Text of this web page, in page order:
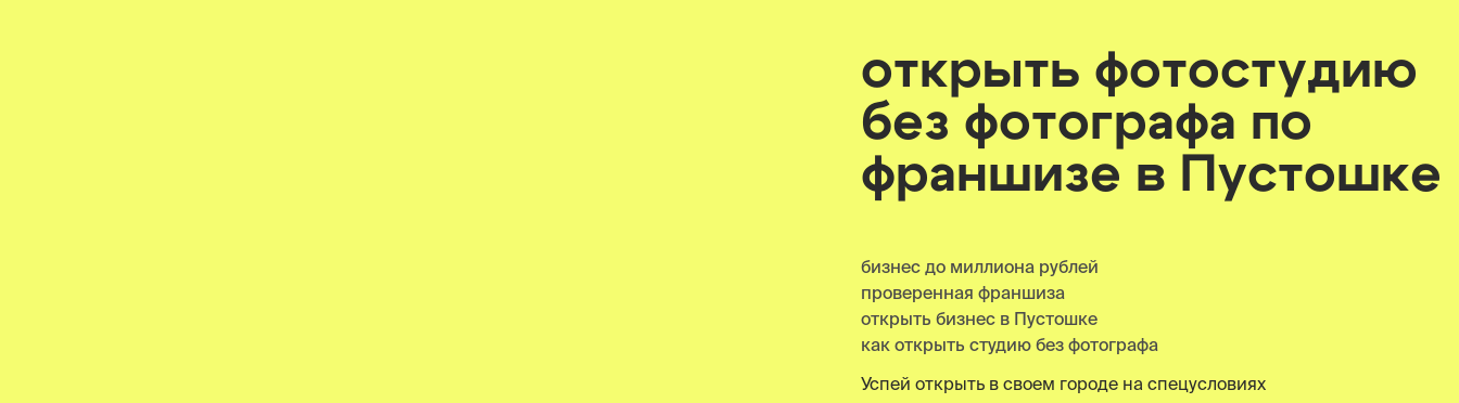
открыть фотостудию
без фотографа по
франшизе в Пустошке
бизнес до миллиона рублей
проверенная франшиза
открыть бизнес в Пустошке
как открыть студию без фотографа
Успей открыть в своем городе на спецусловиях